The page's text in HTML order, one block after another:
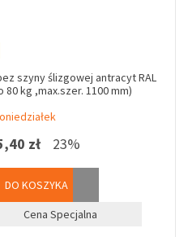
szyny ślizgowej antracyt RAL
80 kg ,max.szer. 1100 mm)
zł 23%
DO KOSZYKA
Cena Specjalna